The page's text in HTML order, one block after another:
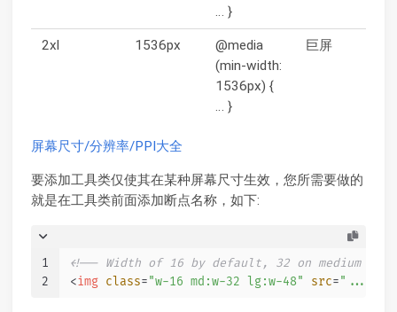
… }
2xl 1536px
@media
(min-width:
1536px) {
… }
巨屏
屏幕尺寸/分辨率/PPI大全
要添加工具类仅使其在某种屏幕尺寸生效，您所需要做的
就是在工具类前面添加断点名称，如下:
1
2
<!-- Width of 16 by default, 32 on medium
<img class="w-16 md:w-32 lg:w-48" src="..."